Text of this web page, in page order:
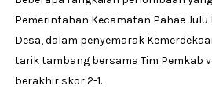
Pemerintahan Kecamatan Pahae
Desa, dalam penyemarak
tarik tambang bersama Tim Pemkab
berakhir skor 2-1.